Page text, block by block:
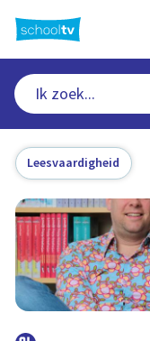
naar
hoofdinhoud
Leesvaardigheid